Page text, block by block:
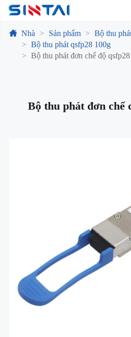
Nhà Sản phẩm
Bộ thu
Bộ thu phát qsfp28 100g
Bộ thu phát đơn chế độ
Bộ thu phát đơn chế